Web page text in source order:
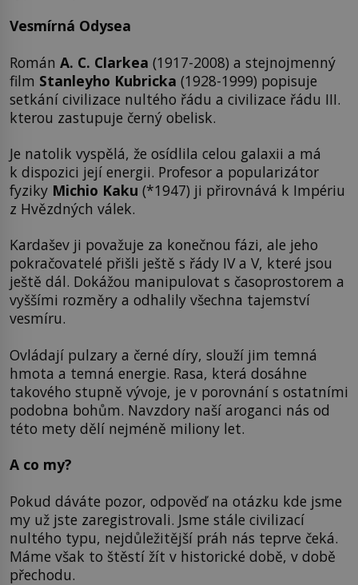
Vesmírná Odysea
Román A. C. Clarkea (1917-2008) a stejnojmenný
film Stanleyho Kubricka (1928-1999) popisuje
setkání civilizace nultého řádu a civilizace řádu III.
kterou zastupuje černý obelisk.
Je natolik vyspělá, že osídlila celou galaxii a má
k dispozici její energii. Profesor a popularizátor
fyziky Michio Kaku (*1947) ji přirovnává k Impériu
z Hvězdných válek.
Kardašev ji považuje za konečnou fázi, ale jeho
pokračovatelé přišli ještě s řády IV a V, které jsou
ještě dál. Dokážou manipulovat s časoprostorem a
vyššími rozměry a odhalily všechna tajemství
vesmíru.
Ovládají pulzary a černé díry, slouží jim temná
hmota a temná energie. Rasa, která dosáhne
takového stupně vývoje, je v porovnání s ostatními
podobna bohům. Navzdory naší aroganci nás od
této mety dělí nejméně miliony let.
A co my?
Pokud dáváte pozor, odpověď na otázku kde jsme
my už jste zaregistrovali. Jsme stále civilizací
nultého typu, nejdůležitější práh nás teprve čeká.
Máme však to štěstí žít v historické době, v době
přechodu.